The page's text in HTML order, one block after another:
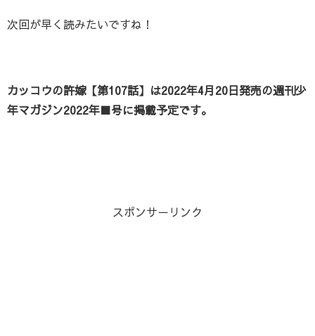
次回が早く読みたいですね！
カッコウの許嫁【第107話】は2022年4月20日発売の週刊少
年マガジン2022年■号に掲載予定です。
スポンサーリンク